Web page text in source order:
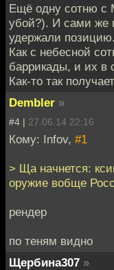
Ещё одну сотню с
убой?). И сами же
удержали позицию.
Как с небесной
баррикады, и их в
Как-то так
Dembler »
#4 | 27.06.14 22:16
Кому: Infov, #1
> Ща начнется:
оружие вобще
рендер
по теням видно
Щербина307 »